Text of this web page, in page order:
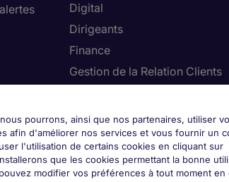
Digital
Dirigeants
Finance
Gestion de la Relation Clients
Trends
pourrons, ainsi que nos partenaires, utiliser
afin d'améliorer nos services et vous fournir un
l'utilisation de certains cookies en cliquant sur
que les cookies permettant la bonne
modifier vos préférences à tout moment en